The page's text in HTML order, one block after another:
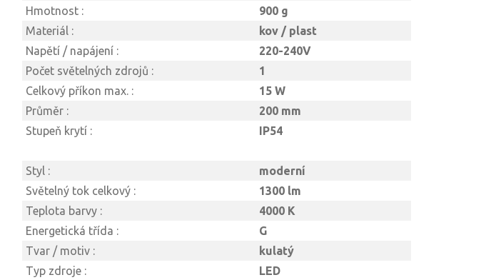
Hmotnost :
900 g
Materiál :
kov / plast
Napětí / napájení :
220-240V
Počet světelných zdrojů :
1
Celkový příkon max. :
15 W
Průměr :
200 mm
Stupeň krytí :
IP54
Styl :
moderní
Světelný tok celkový :
1300 lm
Teplota barvy :
4000 K
Energetická třída :
G
Tvar / motiv :
kulatý
Typ zdroje :
LED